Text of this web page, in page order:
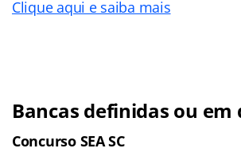
Clique aqui e saiba mais
Bancas definidas ou em
Concurso SEA SC